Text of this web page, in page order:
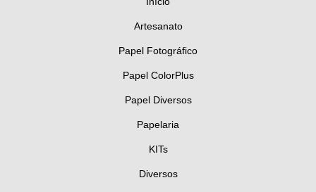
Artesanato
Papel Fotográfico
Papel ColorPlus
Papel Diversos
Papelaria
KITs
Diversos